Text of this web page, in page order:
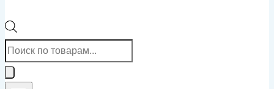
Поиск
товаров